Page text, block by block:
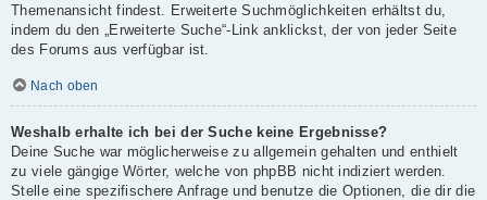
Themenansicht findest. Erweiterte Suchmöglichkeiten erhältst du,
indem du den „Erweiterte Suche“-Link anklickst, der von jeder Seite
des Forums aus verfügbar ist.
Nach oben
Weshalb erhalte ich bei der Suche keine Ergebnisse?
Deine Suche war möglicherweise zu allgemein gehalten und enthielt
zu viele gängige Wörter, welche von phpBB nicht indiziert werden.
Stelle eine spezifischere Anfrage und benutze die Optionen, die dir die